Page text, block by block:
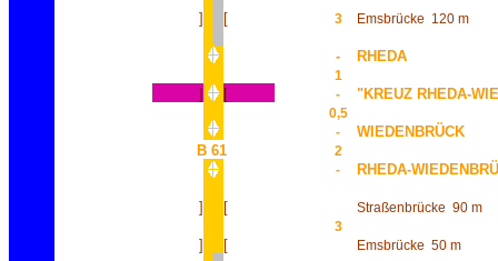
] [ 3 Emsbrücke 120 m
- RHEDA
1
] [ - "KREUZ RHEDA-
0,5
-
WIEDENBRÜCK
B 61
2
-
RHEDA-
] [ Straßenbrücke 90 m
3
] [ Emsbrücke 50 m